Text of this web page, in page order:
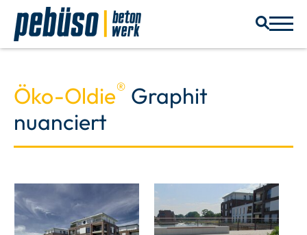
Öko-Oldie® Graphit
nuanciert